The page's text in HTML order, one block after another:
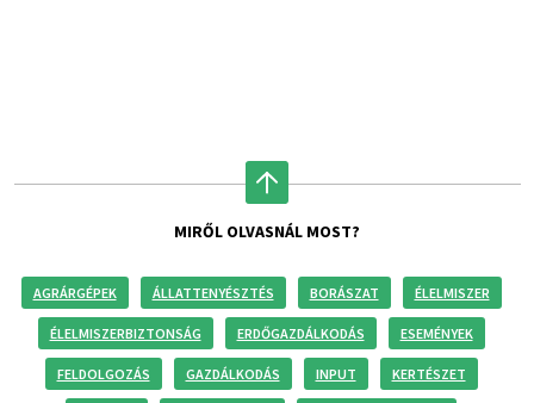
MIRŐL OLVASNÁL MOST?
AGRÁRGÉPEK ÁLLATTENYÉSZTÉS BORÁSZAT ÉLELMISZER
ÉLELMISZERBIZTONSÁG ERDŐGAZDÁLKODÁS ESEMÉNYEK
FELDOLGOZÁS GAZDÁLKODÁS INPUT KERTÉSZET